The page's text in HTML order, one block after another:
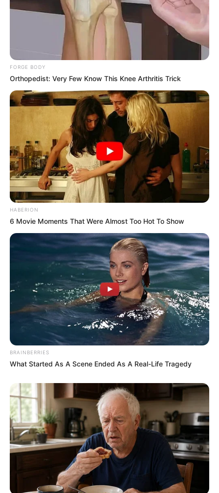
FORGE BODY
Orthopedist: Very Few Know This Knee Arthritis Trick
HABERION
6 Movie Moments That Were Almost Too Hot To Show
BRAINBERRIES
What Started As A Scene Ended As A Real-Life Tragedy